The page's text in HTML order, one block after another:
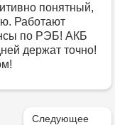
понятный,
Работают
по РЭБ! АКБ
держат точно!
Следующее